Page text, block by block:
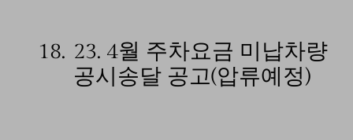
18. 23. 4월 주차요금 미납차량
공시송달 공고(압류예정)